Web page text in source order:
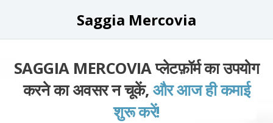
Saggia Mercovia
SAGGIA MERCOVIA प्लेटफ़ॉर्म का उपयोग
करने का अवसर न चूकें, और आज ही कमाई
शुरू करें!